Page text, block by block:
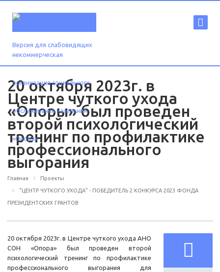
Версия для слабовидящих
20 октября 2023г. в
Центре чуткого ухода
«Опоры» был проведен
второй психологический
тренинг по профилактике
профессионального
выгорания
Главная Проекты
"ЦЕНТР ЧУТКОГО УХОДА" - ПОБЕДИТЕЛЬ 2 КОНКУРСА 2023 ФОНДА
ПРЕЗИДЕНТСКИХ ГРАНТОВ
20 октября 2023г. в Центре чуткого ухода АНО
СОН «Опора» был проведен второй
психологический тренинг по профилактике
профессионального выгорания для